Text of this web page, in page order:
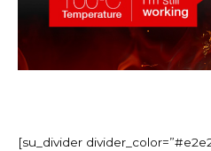
[su_divider